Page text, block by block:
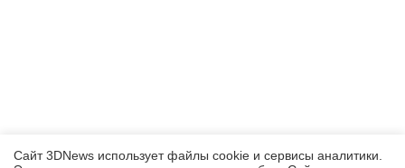
Сайт 3DNews использует файлы cookie и сервисы аналитики.